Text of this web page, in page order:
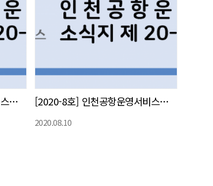
[2020-9호] 인천공항운영서비스㈜ 사내 소식지 발간 [2020-8호] 인천공항운영서비스㈜ 사내 소식지 발간
2020.08.10